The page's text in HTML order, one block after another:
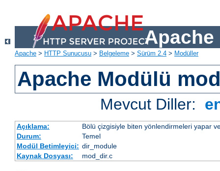
Apache
Apache > HTTP Sunucusu > Belgeleme > Sürüm 2.4 > Modüller
Apache Modülü
Mevcut Diller:
Açıklama:
Bölü çizgisiyle biten yönlendirmeleri yapar
Durum:
Temel
Modül Betimleyici: dir_module
Kaynak Dosyası:
mod_dir.c